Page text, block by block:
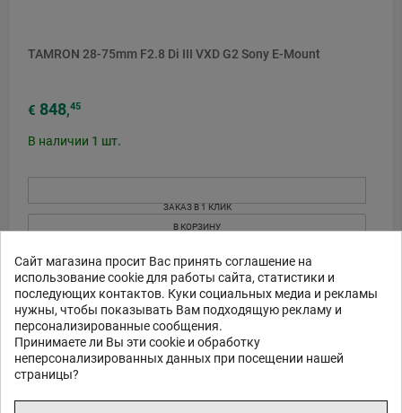
Сайт магазина просит Вас принять соглашение на
использование cookie для работы сайта, статистики и
последующих контактов. Куки социальных медиа и рекламы
нужны, чтобы показывать Вам подходящую рекламу и
персонализированные сообщения.
Принимаете ли Вы эти cookie и обработку
неперсонализированных данных при посещении нашей
страницы?
TAMRON 28-75mm F2.8 Di III VXD G2 Sony E-Mount
€ 848,45
В наличии 1 шт.
ЗАКАЗ В 1 КЛИК
В КОРЗИНУ
5
лет
гарантия